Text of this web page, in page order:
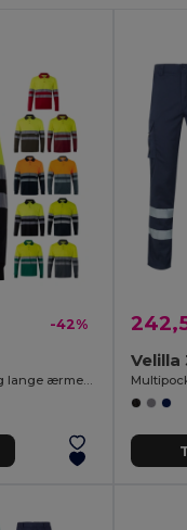
-42%
Tofarvet poloshirt (160 g/m²) og lange ærmer, i polyester (100 %)
Velilla